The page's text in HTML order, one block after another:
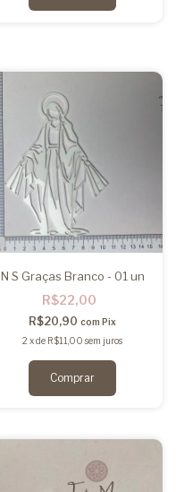
N S Graças Branco - 01 un
R$22,00
R$20,90com Pix
2 xde R$11,00 sem juros